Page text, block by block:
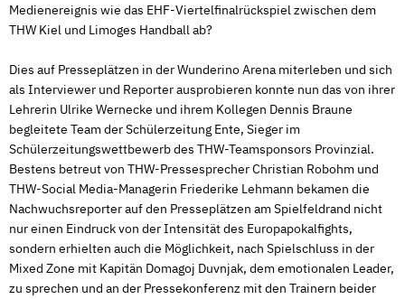
Medienereignis wie das EHF-Viertelfinalrückspiel zwischen dem
THW Kiel und Limoges Handball ab?
Dies auf Presseplätzen in der Wunderino Arena miterleben und sich
als Interviewer und Reporter ausprobieren konnte nun das von ihrer
Lehrerin Ulrike Wernecke und ihrem Kollegen Dennis Braune
begleitete Team der Schülerzeitung Ente, Sieger im
Schülerzeitungswettbewerb des THW-Teamsponsors Provinzial.
Bestens betreut von THW-Pressesprecher Christian Robohm und
THW-Social Media-Managerin Friederike Lehmann bekamen die
Nachwuchsreporter auf den Presseplätzen am Spielfeldrand nicht
nur einen Eindruck von der Intensität des Europapokalfights,
sondern erhielten auch die Möglichkeit, nach Spielschluss in der
Mixed Zone mit Kapitän Domagoj Duvnjak, dem emotionalen Leader,
zu sprechen und an der Pressekonferenz mit den Trainern beider